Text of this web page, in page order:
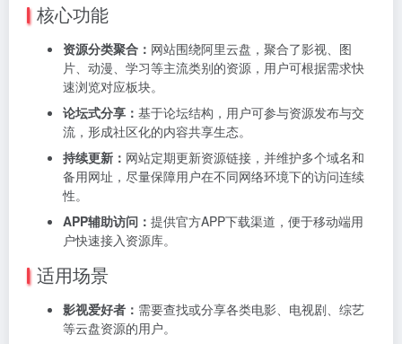
核心功能
资源分类聚合： 网站围绕阿里云盘，聚合了影视、图
片、动漫、学习等主流类别的资源，用户可根据需求快
速浏览对应板块。
论坛式分享： 基于论坛结构，用户可参与资源发布与交
流，形成社区化的内容共享生态。
持续更新： 网站定期更新资源链接，并维护多个域名和
备用网址，尽量保障用户在不同网络环境下的访问连续
性。
APP辅助访问： 提供官方APP下载渠道，便于移动端用
户快速接入资源库。
适用场景
影视爱好者： 需要查找或分享各类电影、电视剧、综艺
等云盘资源的用户。